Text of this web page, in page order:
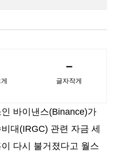
글자작게
바이낸스(Binance)가
대(IRGC) 관련 자금 세
다시 불거졌다고 월스